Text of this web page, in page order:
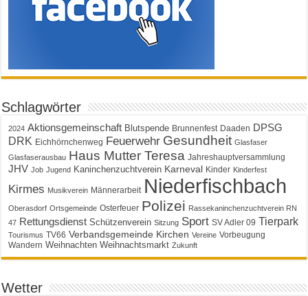
Schlagwörter
2024 Aktionsgemeinschaft Blutspende Brunnenfest Daaden DPSG
DRK Eichhörnchenweg Feuerwehr Gesundheit Glasfaser
Glasfaserausbau Haus Mutter Teresa Jahreshauptversammlung
JHV Job Jugend Kaninchenzuchtverein Karneval Kinder Kinderfest
Kirmes Musikverein Männerarbeit Niederfischbach
Oberasdorf Ortsgemeinde Osterfeuer Polizei Rassekaninchenzuchtverein RN
47 Rettungsdienst Schützenverein Sitzung Sport SV Adler 09 Tierpark
Tourismus TV66 Verbandsgemeinde Kirchen Vereine Vorbeugung
Wandern Weihnachten Weihnachtsmarkt Zukunft
Wetter